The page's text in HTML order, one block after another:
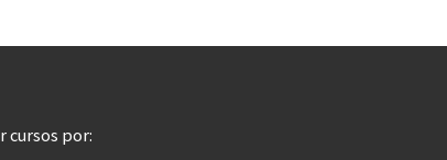
cursos por: